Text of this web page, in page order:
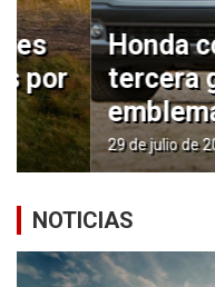
Honda
tercera
emblemática
29 de julio de 2026
NOTICIAS